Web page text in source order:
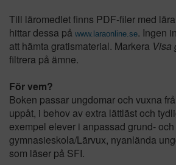
Till läromedlet finns PDF-filer med
hittar dessa på www.laraonline.se. Ingen
att hämta gratismaterial. Markera Visa
filtrera på ämne.
För vem?
Boken passar ungdomar och vuxna
uppåt, i behov av extra lättläst och
exempel elever i anpassad grund- och
gymnasieskola/Lärvux, nyanlända
som läser på SFI.